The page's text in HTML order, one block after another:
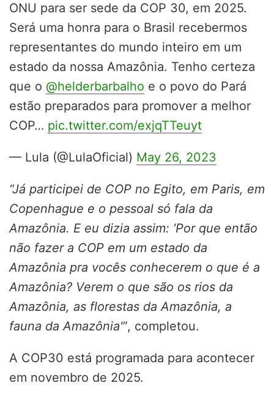
ONU para ser sede da COP 30, em 2025.
Será uma honra para o Brasil recebermos
representantes do mundo inteiro em um
estado da nossa Amazônia. Tenho certeza
que o @helderbarbalho e o povo do Pará
estão preparados para promover a melhor
COP… pic.twitter.com/exjqTTeuyt
— Lula (@LulaOficial) May 26, 2023
“Já participei de COP no Egito, em Paris, em
Copenhague e o pessoal só fala da
Amazônia. E eu dizia assim: ‘Por que então
não fazer a COP em um estado da
Amazônia pra vocês conhecerem o que é a
Amazônia? Verem o que são os rios da
Amazônia, as florestas da Amazônia, a
fauna da Amazônia'”, completou.
A COP30 está programada para acontecer
em novembro de 2025.